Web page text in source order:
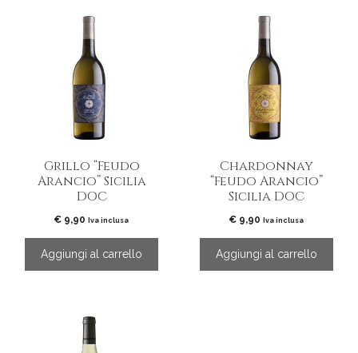
Grillo “Feudo
Arancio” Sicilia
DOC
€ 9,90 Iva inclusa
Aggiungi al carrello
Chardonnay
“Feudo Arancio”
Sicilia DOC
€ 9,90 Iva inclusa
Aggiungi al carrello